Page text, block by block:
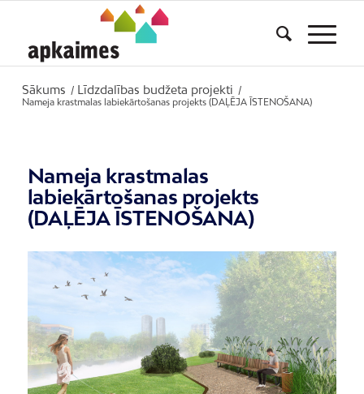
Sākums / Līdzdalības budžeta projekti
/
Nameja krastmalas labiekārtošanas projekts (DAĻĒJA ĪSTENOŠANA)
Nameja krastmalas
labiekārtošanas projekts
(DAĻĒJA ĪSTENOŠANA)